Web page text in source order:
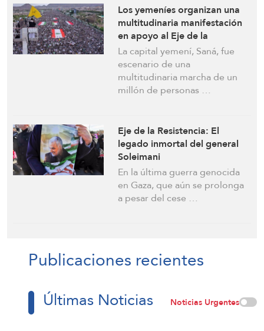
Los yemeníes organizan una
multitudinaria manifestación
en apoyo al Eje de la
Resistencia y celebran la
victoria de Hezbolá
La capital yemení, Saná, fue
escenario de una
multitudinaria marcha de un
millón de personas …
Eje de la Resistencia: El
legado inmortal del general
Soleimani
En la última guerra genocida
en Gaza, que aún se prolonga
a pesar del cese …
Publicaciones recientes
Últimas Noticias Noticias Urgentes